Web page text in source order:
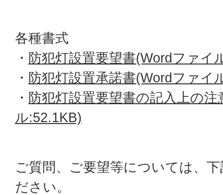
各種書式
・ 防犯灯設置要望書(Wordファイ
・ 防犯灯設置承諾書(Wordファイ
・ 防犯灯設置要望書の記入上の
ル:52.1KB)
ご質問、ご要望等については、
ださい。